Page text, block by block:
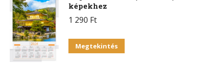
képekhez
1 290 Ft
Megtekintés